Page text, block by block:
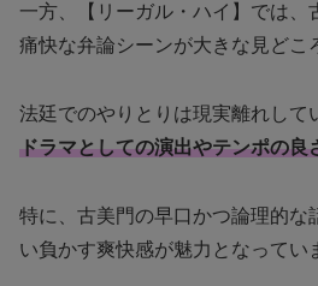
一方、【リーガル・ハイ】では、
痛快な弁論シーンが大きな見どこ
法廷でのやりとりは現実離れして
ドラマとしての演出やテンポの良
特に、古美門の早口かつ論理的な
い負かす爽快感が魅力となってい